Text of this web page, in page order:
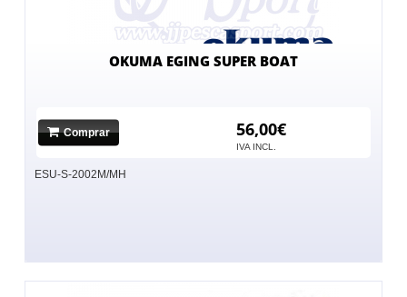
OKUMA EGING SUPER BOAT
Comprar 56,00€
IVA INCL.
ESU-S-2002M/MH